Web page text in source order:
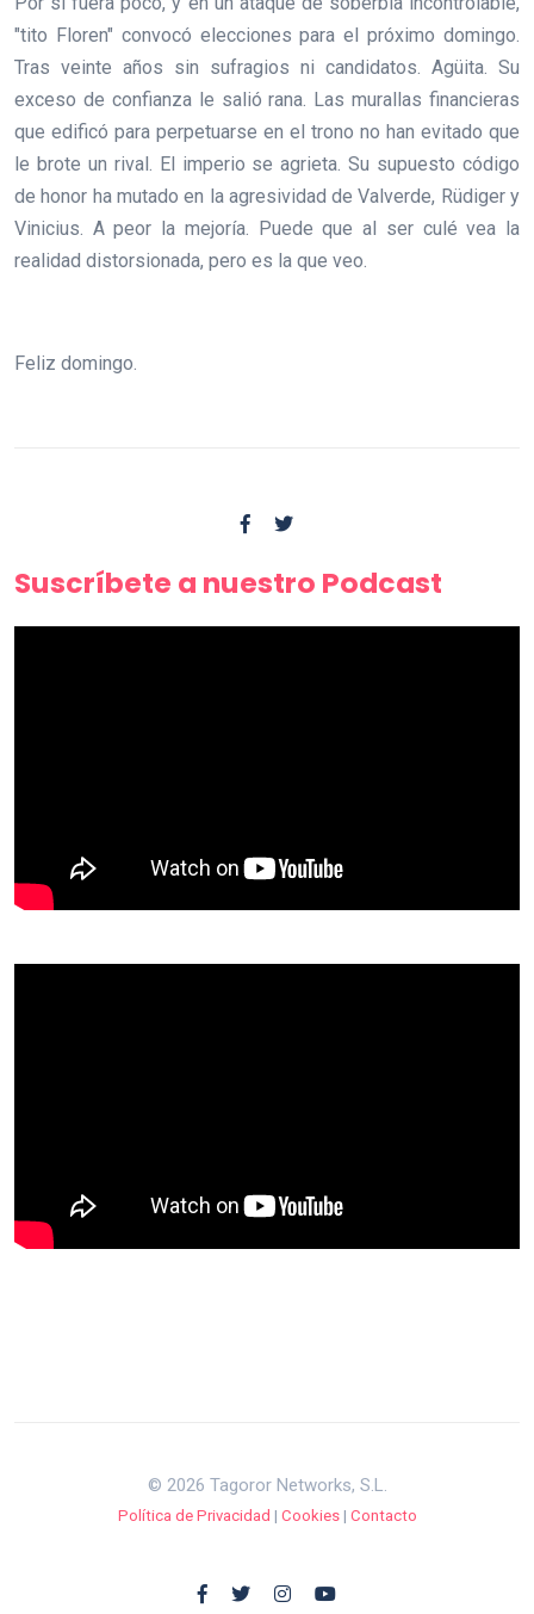
"tito Floren" convocó elecciones para el próximo domingo.
Tras veinte años sin sufragios ni candidatos. Agüita. Su
exceso de confianza le salió rana. Las murallas financieras
que edificó para perpetuarse en el trono no han evitado que
le brote un rival. El imperio se agrieta. Su supuesto código
de honor ha mutado en la agresividad de Valverde, Rüdiger y
Vinicius. A peor la mejoría. Puede que al ser culé vea la
realidad distorsionada, pero es la que veo.
Feliz domingo.
Suscríbete a nuestro Podcast
© 2026 Tagoror Networks, S.L.
Política de Privacidad | Cookies| Contacto